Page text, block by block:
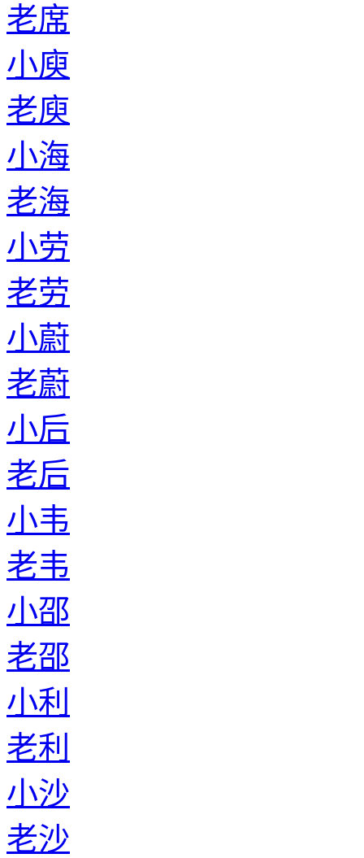
老席
小庾
老庾
小海
老海
小劳
老劳
小蔚
老蔚
小后
老后
小韦
老韦
小邵
老邵
小利
老利
小沙
老沙